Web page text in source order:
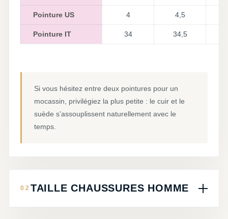
Pointure US 4 4,5
Pointure IT 34 34,5
Si vous hésitez entre deux pointures pour un
mocassin, privilégiez la plus petite : le cuir et le
suède s’assouplissent naturellement avec le
temps.
TAILLE CHAUSSURES HOMME